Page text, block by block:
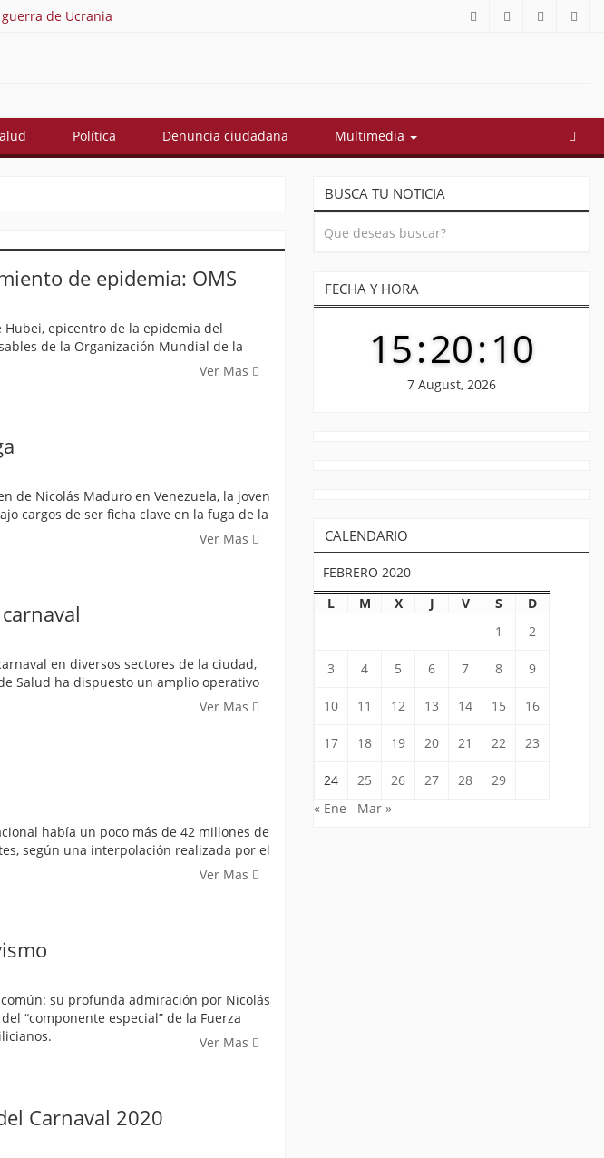
de Ucrania Así quedó conformado el gabinete de Abelardo De La Espriella:
Política Denuncia ciudadana Multimedia
de epidemia: OMS
epicentro de la epidemia del
de la Organización Mundial de la
Ver Mas
de Nicolás Maduro en Venezuela, la joven
cargos de ser ficha clave en la fuga de la
Ver Mas
en diversos sectores de la ciudad,
Salud ha dispuesto un amplio operativo
Ver Mas
había un poco más de 42 millones de
según una interpolación realizada por el
Ver Mas
su profunda admiración por Nicolás
“componente especial” de la Fuerza
Ver Mas
Carnaval 2020
BUSCA TU NOTICIA
FECHA Y HORA
15:20:11
7 August, 2026
CALENDARIO
FEBRERO 2020
L
M X J V S
D
1
2
3 4 5 6 7 8 9
10 11 12 13 14 15 16
17 18 19 20 21 22 23
24 25 26 27 28
29
« Ene
Mar »